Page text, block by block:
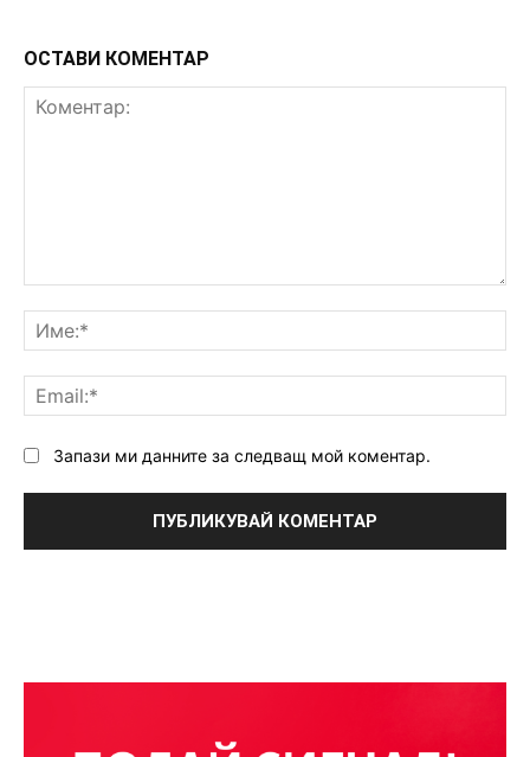
ОСТАВИ КОМЕНТАР
Запази ми данните за следващ мой коментар.